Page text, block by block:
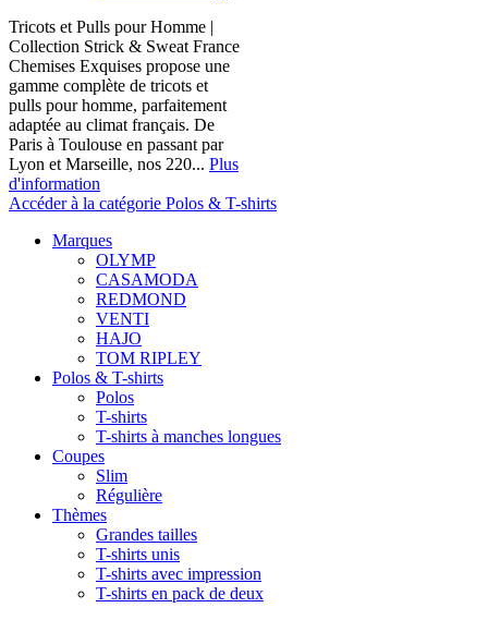
Tricots et Pulls pour Homme |
Collection Strick & Sweat France
Chemises Exquises propose une
gamme complète de tricots et
pulls pour homme, parfaitement
adaptée au climat français. De
Paris à Toulouse en passant par
Lyon et Marseille, nos 220... Plus
d'information
Accéder à la catégorie Polos & T-shirts
Marques
OLYMP
CASAMODA
REDMOND
VENTI
HAJO
TOM RIPLEY
Polos & T-shirts
Polos
T-shirts
T-shirts à manches longues
Coupes
Slim
Régulière
Thèmes
Grandes tailles
T-shirts unis
T-shirts avec impression
T-shirts en pack de deux